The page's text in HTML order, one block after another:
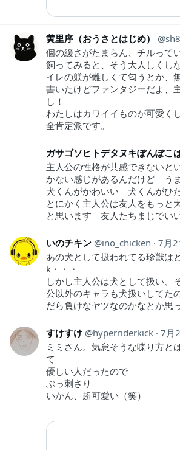
黄里序（おうさとはじめ）
個の緩さがたまらん、チルって
飼ってみると、そう大人しくし
イレの躾が難しくて匂うとか、
書いたけどファンタジーだよ、
し！
わたしはカワイイものが可愛く
全肯定派です。
主人公の性格が共感できないと
かない感じがあるんだけど う
犬くんがかわいい 犬くんがひ
とにかく主人公は友人をもっと
と思います 友人たちまじでい
いのチキン ino_chicken
7月
あの犬として扱われてる珍獣は
k・・・
しかし主人公は犬として扱い、
公以外のキャラも犬扱いしてた
だら負けなヤツなのかなとか思っ
すけすけ hyperriderkick 7月
ミミさん。気怠そうな喋り方と
て
優しい人だったので
ぶっ刺さり
いかん、超可愛い（笑）